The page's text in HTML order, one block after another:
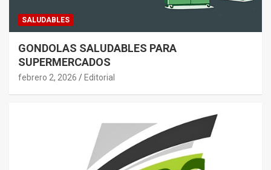
SALUDABLES
GONDOLAS SALUDABLES PARA
SUPERMERCADOS
febrero 2, 2026 Editorial